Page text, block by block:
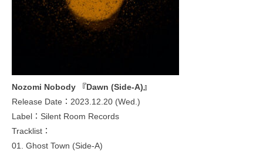
Nozomi Nobody 『Dawn (Side-A)』
Release Date：2023.12.20 (Wed.)
Label：Silent Room Records
Tracklist：
01. Ghost Town (Side-A)